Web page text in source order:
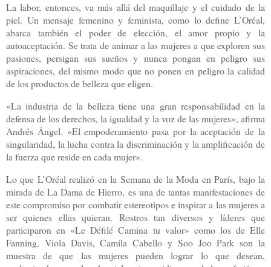
La labor, entonces, va más allá del maquillaje y el cuidado de la
piel. Un mensaje femenino y feminista, como lo define L’Oréal,
abarca también el poder de elección, el amor propio y la
autoaceptación. Se trata de animar a las mujeres a que exploren sus
pasiones, persigan sus sueños y nunca pongan en peligro sus
aspiraciones, del mismo modo que no ponen en peligro la calidad
de los productos de belleza que eligen.
«La industria de la belleza tiene una gran responsabilidad en la
defensa de los derechos, la igualdad y la voz de las mujeres», afirma
Andrés Ángel. «El empoderamiento pasa por la aceptación de la
singularidad, la lucha contra la discriminación y la amplificación de
la fuerza que reside en cada mujer».
Lo que L’Oréal realizó en la Semana de la Moda en París, bajo la
mirada de La Dama de Hierro, es una de tantas manifestaciones de
este compromiso por combatir estereotipos e inspirar a las mujeres a
ser quienes ellas quieran. Rostros tan diversos y líderes que
participaron en «Le Défilé Camina tu valor» como los de Elle
Fanning, Viola Davis, Camila Cabello y Soo Joo Park son la
muestra de que las mujeres pueden lograr lo que desean,